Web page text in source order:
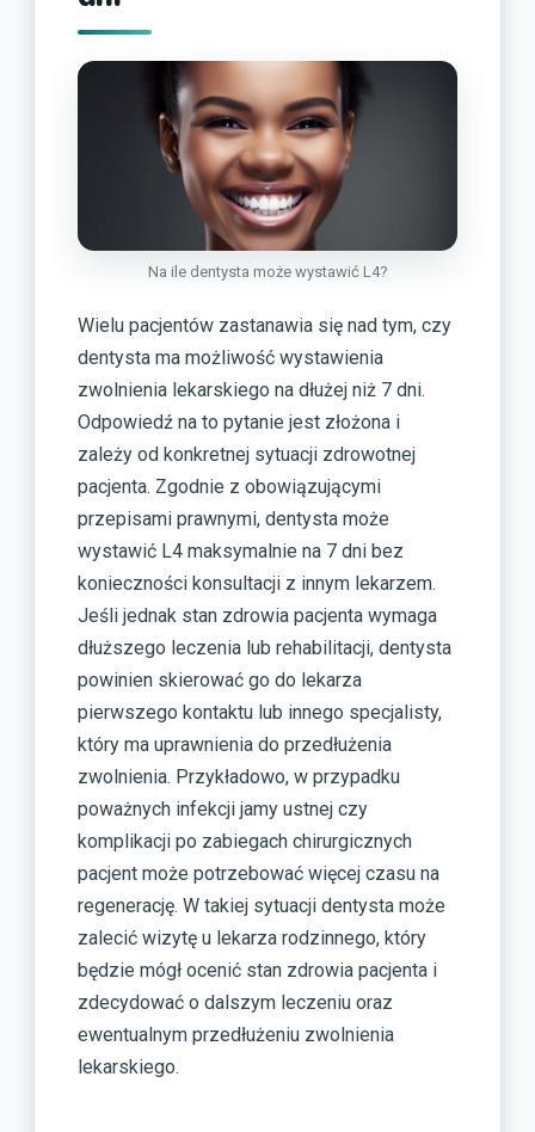
Na ile dentysta może wystawić L4?
Wielu pacjentów zastanawia się nad tym, czy
dentysta ma możliwość wystawienia
zwolnienia lekarskiego na dłużej niż 7 dni.
Odpowiedź na to pytanie jest złożona i
zależy od konkretnej sytuacji zdrowotnej
pacjenta. Zgodnie z obowiązującymi
przepisami prawnymi, dentysta może
wystawić L4 maksymalnie na 7 dni bez
konieczności konsultacji z innym lekarzem.
Jeśli jednak stan zdrowia pacjenta wymaga
dłuższego leczenia lub rehabilitacji, dentysta
powinien skierować go do lekarza
pierwszego kontaktu lub innego specjalisty,
który ma uprawnienia do przedłużenia
zwolnienia. Przykładowo, w przypadku
poważnych infekcji jamy ustnej czy
komplikacji po zabiegach chirurgicznych
pacjent może potrzebować więcej czasu na
regenerację. W takiej sytuacji dentysta może
zalecić wizytę u lekarza rodzinnego, który
będzie mógł ocenić stan zdrowia pacjenta i
zdecydować o dalszym leczeniu oraz
ewentualnym przedłużeniu zwolnienia
lekarskiego.